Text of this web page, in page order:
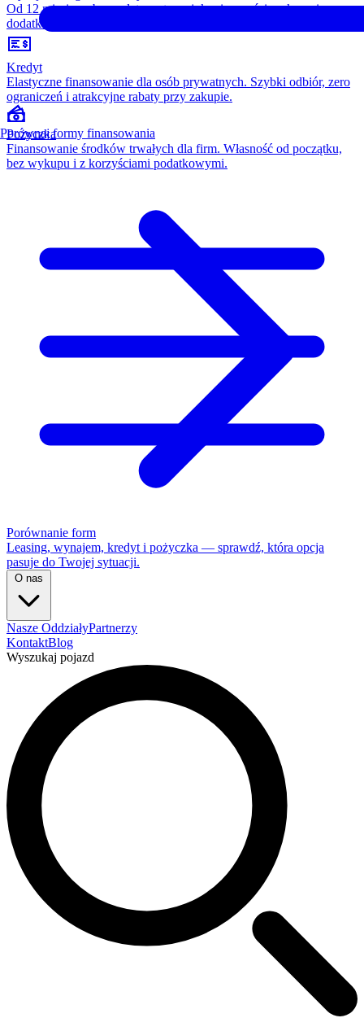
Od 12 miesięcy, bez opłaty wstępnej, konieczności wykupu i
dodatkowych kosztów. Wszystko w cenie raty.
Kredyt
Elastyczne finansowanie dla osób prywatnych. Szybki odbiór, zero
ograniczeń i atrakcyjne rabaty przy zakupie.
Pożyczka
Finansowanie środków trwałych dla firm. Własność od początku,
bez wykupu i z korzyściami podatkowymi.
Porównanie form
Leasing, wynajem, kredyt i pożyczka — sprawdź, która opcja
pasuje do Twojej sytuacji.
O nas
Nasze OddziałyPartnerzy
KontaktBlog
Wyszukaj pojazd
Porównaj formy finansowania